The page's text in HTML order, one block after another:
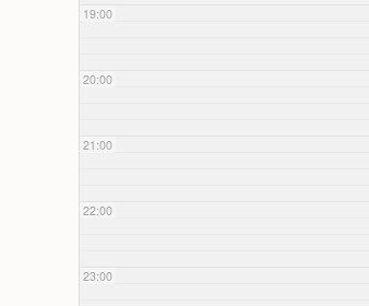
19:00
20:00
21:00
22:00
23:00